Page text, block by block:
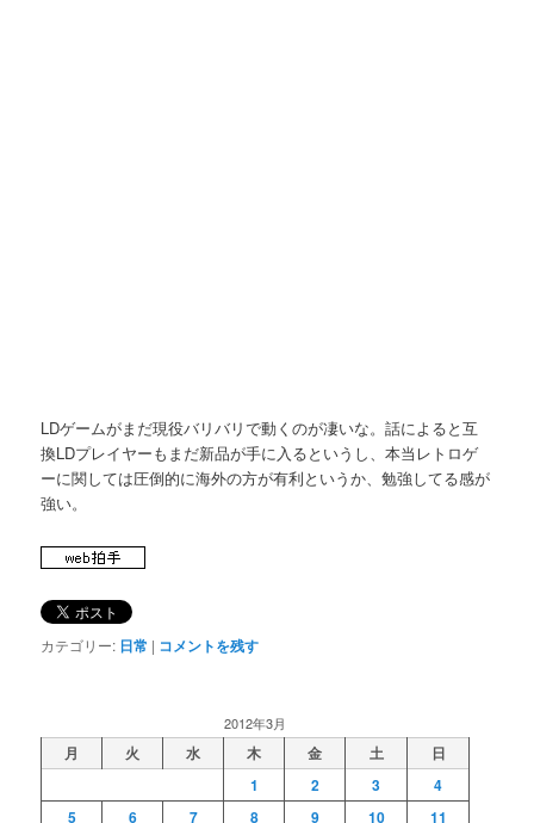
LDゲームがまだ現役バリバリで動くのが凄いな。話によると互
換LDプレイヤーもまだ新品が手に入るというし、本当レトロゲ
ーに関しては圧倒的に海外の方が有利というか、勉強してる感が
強い。
カテゴリー: 日常 | コメントを残す
2012年3月
月 火 水 木 金 土
日
1
2 3
4
5
6 7 8 9 10 11